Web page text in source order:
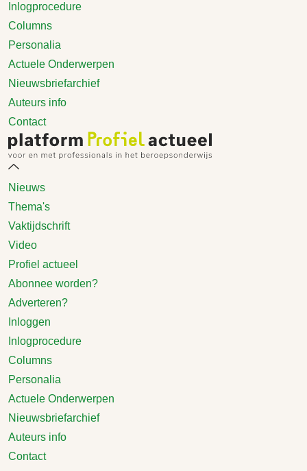
Inlogprocedure
Columns
Personalia
Actuele Onderwerpen
Nieuwsbriefarchief
Auteurs info
Contact
Nieuws
Thema's
Vaktijdschrift
Video
Profiel actueel
Abonnee worden?
Adverteren?
Inloggen
Inlogprocedure
Columns
Personalia
Actuele Onderwerpen
Nieuwsbriefarchief
Auteurs info
Contact